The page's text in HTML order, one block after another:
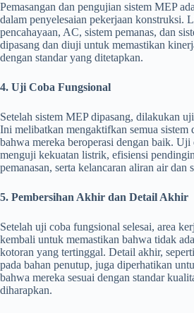
Pemasangan dan pengujian sistem MEP
dalam penyelesaian pekerjaan konstruksi.
pencahayaan, AC, sistem pemanas, dan
dipasang dan diuji untuk memastikan
dengan standar yang ditetapkan.
4. Uji Coba Fungsional
Setelah sistem MEP dipasang, dilakukan
Ini melibatkan mengaktifkan semua sistem
bahwa mereka beroperasi dengan baik.
menguji kekuatan listrik, efisiensi
pemanasan, serta kelancaran aliran air dan
5. Pembersihan Akhir dan Detail Akhir
Setelah uji coba fungsional selesai, area
kembali untuk memastikan bahwa tidak
kotoran yang tertinggal. Detail akhir,
pada bahan penutup, juga diperhatikan
bahwa mereka sesuai dengan standar
diharapkan.